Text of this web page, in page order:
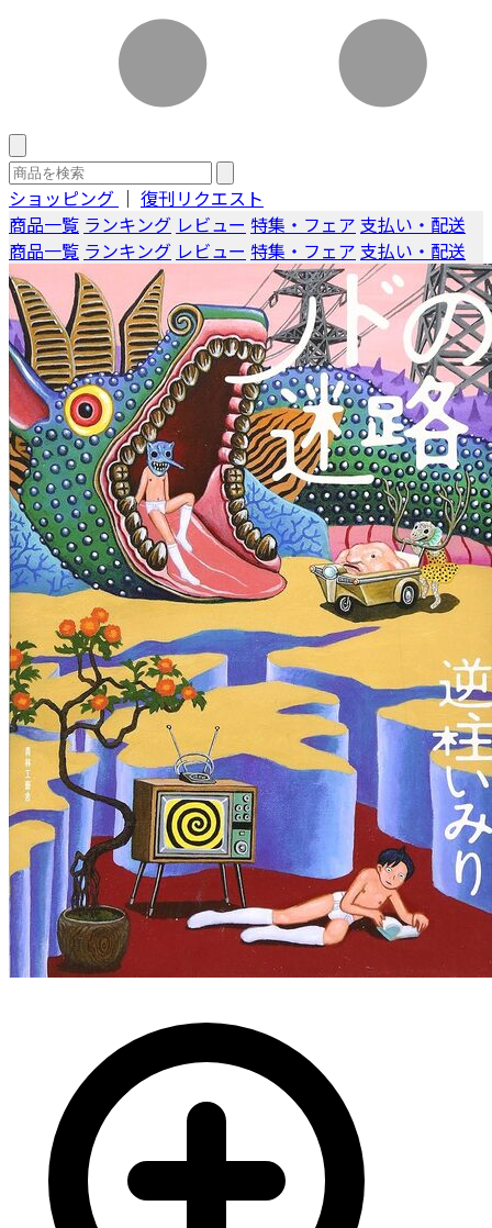
ショッピング ｜ 復刊リクエスト
商品一覧 ランキング レビュー 特集・フェア 支払い・配送
商品一覧 ランキング レビュー 特集・フェア 支払い・配送